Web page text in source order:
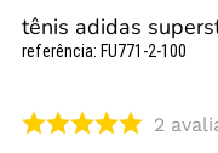
tênis adidas
referência: FU771-2-100
2